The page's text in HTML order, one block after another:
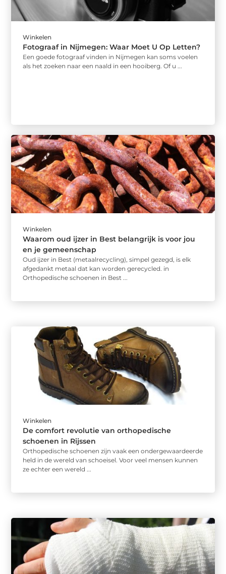
Winkelen
Fotograaf in Nijmegen: Waar Moet U Op Letten?
Een goede fotograaf vinden in Nijmegen kan soms voelen
als het zoeken naar een naald in een hooiberg. Of u ...
Winkelen
Waarom oud ijzer in Best belangrijk is voor jou
en je gemeenschap
Oud ijzer in Best (metaalrecycling), simpel gezegd, is elk
afgedankt metaal dat kan worden gerecycled. in
Orthopedische schoenen in Best ...
Winkelen
De comfort revolutie van orthopedische
schoenen in Rijssen
Orthopedische schoenen zijn vaak een ondergewaardeerde
held in de wereld van schoeisel. Voor veel mensen kunnen
ze echter een wereld ...